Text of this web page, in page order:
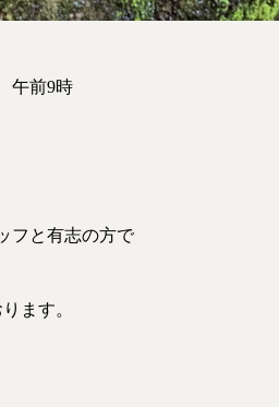
午前9時
フと有志の方で
ます。